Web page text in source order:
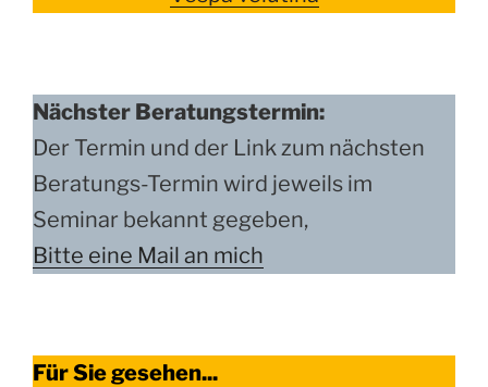
Nächster Beratungstermin:
Der Termin und der Link zum nächsten
Beratungs-Termin wird jeweils im
Seminar bekannt gegeben,
Bitte eine Mail an mich
Für Sie gesehen...